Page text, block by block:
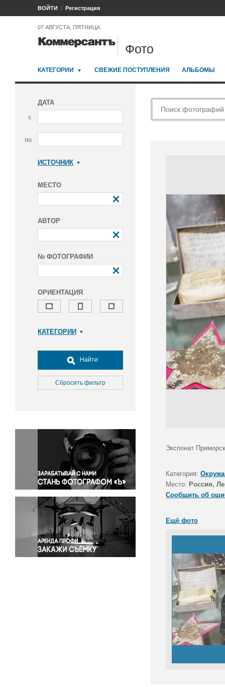
ВОЙТИ Регистрация
07 АВГУСТА, ПЯТНИЦА
Фото
КАТЕГОРИИ СВЕЖИЕ ПОСТУПЛЕНИЯ АЛЬБОМЫ
ДАТА
с
по
ИСТОЧНИК
МЕСТО
АВТОР
№ ФОТОГРАФИИ
ОРИЕНТАЦИЯ
КАТЕГОРИИ
Досуг, туризм и отдых
Культура
Медицина
Окружающая среда
Политика
Правосудие
Происшествия и конфликты
Религия
Светская жизнь
Спорт
Экология
Экономика и бизнес
Найти
Сбросить фильтр
Экспонат
Категория:
Место: Россия,
Сообщить об
Ещё фото